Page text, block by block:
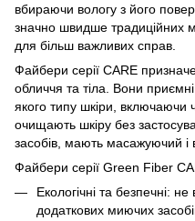
вбираючи вологу з його
значно швидше традиційних
для більш важливих справ.
Файбери серії CARE
обличчя та тіла. Вони
якого типу шкіри, включаючи
очищають шкіру без
засобів, мають масажуючий і
Файбери серії Green Fiber
Екологічні та безпечні:
додаткових миючих